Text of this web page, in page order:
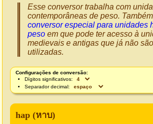
Esse conversor trabalha com
contemporâneas de peso.
conversor especial para unidades
peso em que pode ter acesso à
medievais e antigas que já não
utilizadas.
Configurações de conversão:
Dígitos significativos:
Separador decimal:
hap (หาบ)